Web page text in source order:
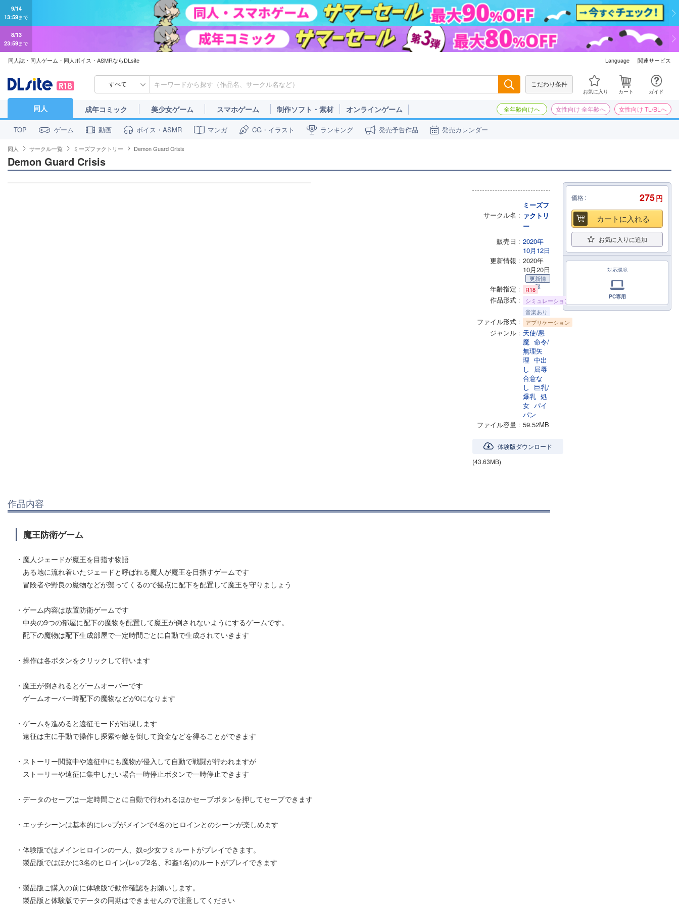
9/14
13:59まで
8/13
23:59まで
同人誌・同人ゲーム・同人ボイス・ASMRならDLsite Language 関連サービス
すべて こだわり条件
お気に入り カート ガイド
同人 成年コミック 美少女ゲーム スマホゲーム 制作ソフト・素材 オンラインゲーム 全年齢向けへ 女性向け 全年齢へ 女性向け TL/BLへ
TOP ゲーム 動画 ボイス・ASMR マンガ CG・イラスト ランキング 発売予告作品 発売カレンダー
同人 サークル一覧 ミーズファクトリー Demon Guard Crisis
Demon Guard Crisis
サークル名
ミーズフ
ァクトリ
ー
販売日
2020年
10月12日
更新情報
2020年
10月20日
更新情
報
年齢指定 R18
作品形式
シミュレーション
音楽あり
ファイル形式 アプリケーション
ジャンル
天使/悪
魔 命令/
無理矢
理 中出
し
屈辱
合意な
し
巨乳/
爆乳 処
女 パイ
パン
ファイル容量
59.52MB
体験版ダウンロード
(43.63MB)
作品内容
魔王防衛ゲーム
・魔人ジェードが魔王を目指す物語
ある地に流れ着いたジェードと呼ばれる魔人が魔王を目指すゲームです
冒険者や野良の魔物などが襲ってくるので拠点に配下を配置して魔王を守りましょう
・ゲーム内容は放置防衛ゲームです
中央の9つの部屋に配下の魔物を配置して魔王が倒されないようにするゲームです。
配下の魔物は配下生成部屋で一定時間ごとに自動で生成されていきます
・操作は各ボタンをクリックして行います
・魔王が倒されるとゲームオーバーです
ゲームオーバー時配下の魔物などが0になります
・ゲームを進めると遠征モードが出現します
遠征は主に手動で操作し探索や敵を倒して資金などを得ることができます
・ストーリー閲覧中や遠征中にも魔物が侵入して自動で戦闘が行われますが
ストーリーや遠征に集中したい場合一時停止ボタンで一時停止できます
・データのセーブは一定時間ごとに自動で行われるほかセーブボタンを押してセーブできます
・エッチシーンは基本的にレ○プがメインで4名のヒロインとのシーンが楽しめます
・体験版ではメインヒロインの一人、奴○少女フミルートがプレイできます。
製品版ではほかに3名のヒロイン(レ○プ2名、和姦1名)のルートがプレイできます
・製品版ご購入の前に体験版で動作確認をお願いします。
製品版と体験版でデータの同期はできませんので注意してください
価格 275円
カートに入れる
お気に入りに追加
対応環境
PC専用